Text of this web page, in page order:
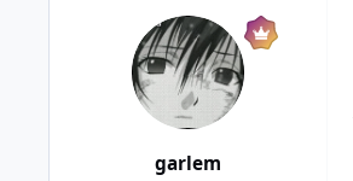
garlem